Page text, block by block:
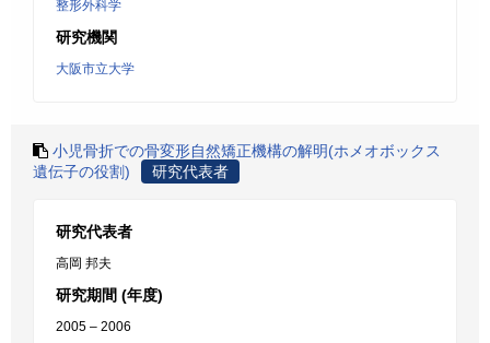
整形外科学
研究機関
大阪市立大学
小児骨折での骨変形自然矯正機構の解明(ホメオボックス
遺伝子の役割)
研究代表者
研究代表者
高岡 邦夫
研究期間 (年度)
2005 – 2006